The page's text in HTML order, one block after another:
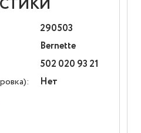
290503
Bernette
502 020 93 21
Нет